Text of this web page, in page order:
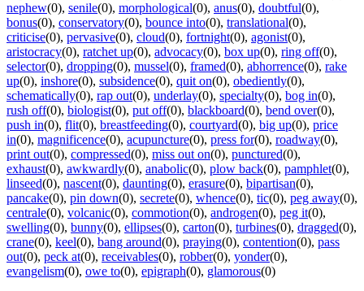
nephew(0), senile(0), morphological(0), anus(0), doubtful(0),
bonus(0), conservatory(0), bounce into(0), translational(0),
criticise(0), pervasive(0), cloud(0), fortnight(0), agonist(0),
aristocracy(0), ratchet up(0), advocacy(0), box up(0), ring off(0),
selector(0), dropping(0), mussel(0), framed(0), abhorrence(0), rake
up(0), inshore(0), subsidence(0), quit on(0), obediently(0),
schematically(0), rap out(0), underlay(0), specialty(0), bog in(0),
rush off(0), biologist(0), put off(0), blackboard(0), bend over(0),
push in(0), flit(0), breastfeeding(0), courtyard(0), big up(0), price
in(0), magnificence(0), acupuncture(0), press for(0), roadway(0),
print out(0), compressed(0), miss out on(0), punctured(0),
exhaust(0), awkwardly(0), anabolic(0), plow back(0), pamphlet(0),
linseed(0), nascent(0), daunting(0), erasure(0), bipartisan(0),
pancake(0), pin down(0), secrete(0), whence(0), tic(0), peg away(0),
centrale(0), volcanic(0), commotion(0), androgen(0), peg it(0),
swelling(0), bunny(0), ellipses(0), carton(0), turbines(0), dragged(0),
crane(0), keel(0), bang around(0), praying(0), contention(0), pass
out(0), peck at(0), receivables(0), robber(0), yonder(0),
evangelism(0), owe to(0), epigraph(0), glamorous(0)